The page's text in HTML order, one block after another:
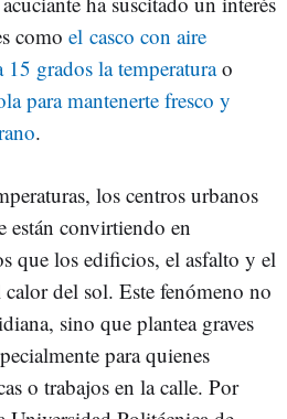
como el casco con aire
grados la temperaturao
para mantenerte fresco y
.
los centros urbanos
están convirtiendo en
que los edificios, el asfalto y el
del sol. Este fenómeno no
sino que plantea graves
para quienes
o trabajos en la calle. Por